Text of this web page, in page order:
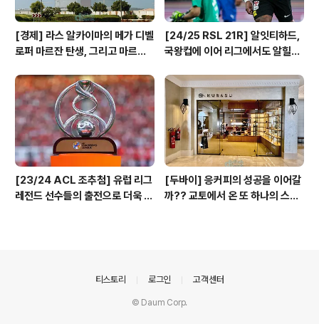
[경제] 라스 알카이마의 메가 디벨
로퍼 마르잔 탄생, 그리고 마르잔
[24/25 RSL 21R] 알잇티하드,
국왕컵에 이어 리그에서도 알힐랄
앞서가!
[23/24 ACL 조추첨] 유럽 리그
레전드 선수들의 출전으로 더욱 웅
[두바이] 응커피의 성공을 이어갈
까?? 교토에서 온 또 하나의 스페
티스토리 로그인 고객센터
© Daum Corp.